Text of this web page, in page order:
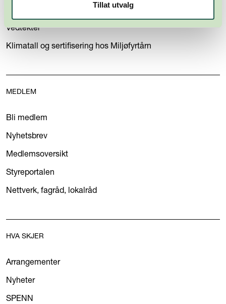
Tillat utvalg
Vedtekter
Klimatall og sertifisering hos Miljøfyrtårn
MEDLEM
Bli medlem
Nyhetsbrev
Medlemsoversikt
Styreportalen
Nettverk, fagråd, lokalråd
HVA SKJER
Arrangementer
Nyheter
SPENN